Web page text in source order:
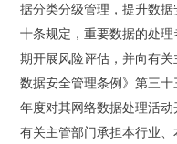
据分类分级管理，提升数
十条规定，重要数据的处
期开展风险评估，并向有
数据安全管理条例》第三
年度对其网络数据处理活
有关主管部门承担本行业、